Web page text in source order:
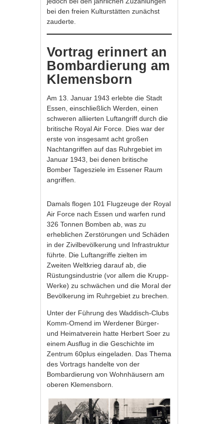
bei den freien Kulturstätten zunächst
zauderte.
Vortrag erinnert an
Bombardierung am
Klemensborn
Am 13. Januar 1943 erlebte die Stadt
Essen, einschließlich Werden, einen
schweren alliierten Luftangriff durch die
britische Royal Air Force. Dies war der
erste von insgesamt acht großen
Nachtangriffen auf das Ruhrgebiet im
Januar 1943, bei denen britische
Bomber Tagesziele im Essener Raum
angriffen.
Damals flogen 101 Flugzeuge der Royal
Air Force nach Essen und warfen rund
326 Tonnen Bomben ab, was zu
erheblichen Zerstörungen und Schäden
in der Zivilbevölkerung und Infrastruktur
führte. Die Luftangriffe zielten im
Zweiten Weltkrieg darauf ab, die
Rüstungsindustrie (vor allem die Krupp-
Werke) zu schwächen und die Moral der
Bevölkerung im Ruhrgebiet zu brechen.
Unter der Führung des Waddisch-Clubs
Komm-Omend im Werdener Bürger-
und Heimatverein hatte Herbert Soer zu
einem Ausflug in die Geschichte im
Zentrum 60plus eingeladen. Das Thema
des Vortrags handelte von der
Bombardierung von Wohnhäusern am
oberen Klemensborn.